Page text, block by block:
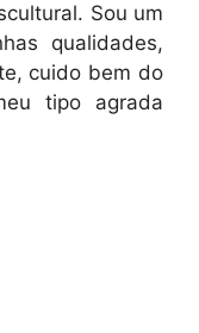
Sou um
qualidades,
cuido bem do
tipo agrada